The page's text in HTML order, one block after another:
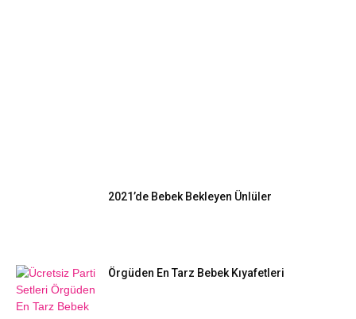
2021’de Bebek Bekleyen Ünlüler
Örgüden En Tarz Bebek Kıyafetleri